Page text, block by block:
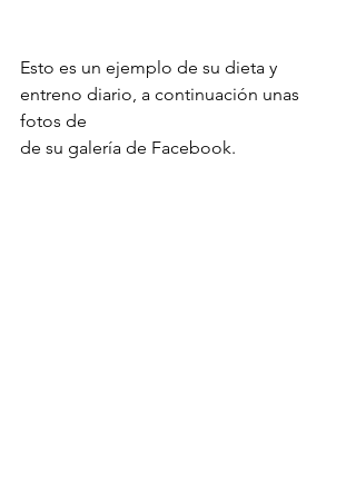
Esto es un ejemplo de su dieta y
entreno diario, a continuación unas
fotos de
de su galería de Facebook.